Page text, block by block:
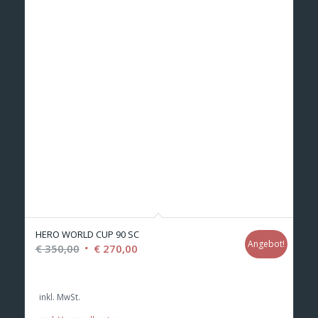
HERO WORLD CUP 90 SC
€350,00 Ursprünglicher
€270,00Aktueller
Angebot!
inkl. MwSt.